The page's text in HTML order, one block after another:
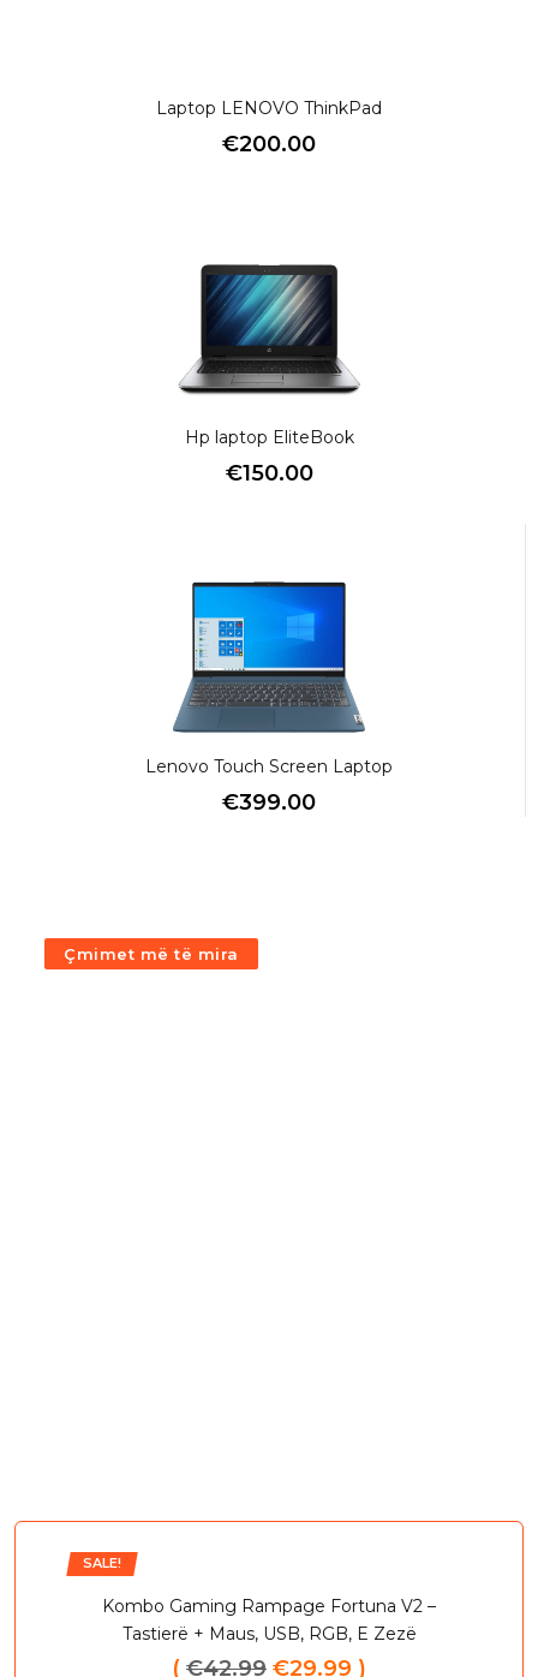
Laptop LENOVO ThinkPad
€200.00
Hp laptop EliteBook
€150.00
Lenovo Touch Screen Laptop
€399.00
Çmimet më të mira
Kombo Gaming Rampage Fortuna V2 –
Tastierë + Maus, USB, RGB, E Zezë
( €42.99 €29.99 )
SALE!